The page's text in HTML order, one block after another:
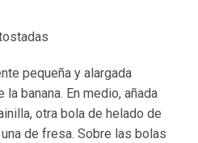
pequeña y alargada
banana. En medio, añada
otra bola de helado de
de fresa. Sobre las bolas